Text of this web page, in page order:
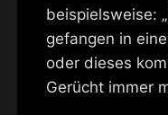
beispielsweise:
gefangen in
oder dieses
Gerücht immer